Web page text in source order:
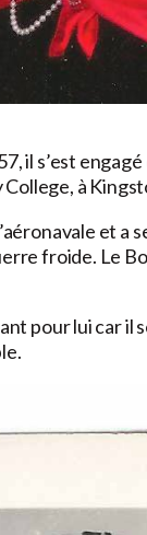
il s’est
à
et a
froide. Le
pour lui car il